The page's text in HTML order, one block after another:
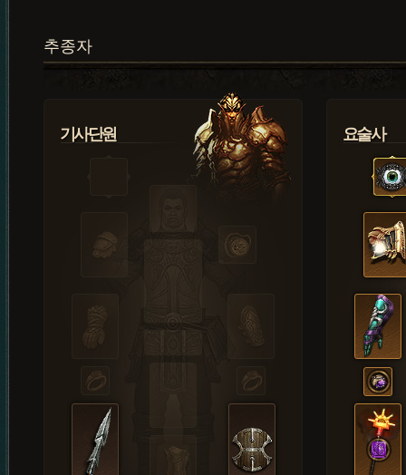
추종자
기사단원 요술사